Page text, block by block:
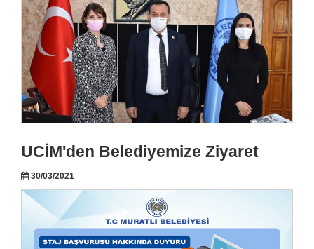
UCİM'den Belediyemize Ziyaret
30/03/2021